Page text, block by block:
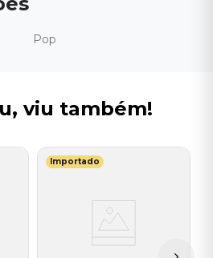
Pop
viu também!
Importado